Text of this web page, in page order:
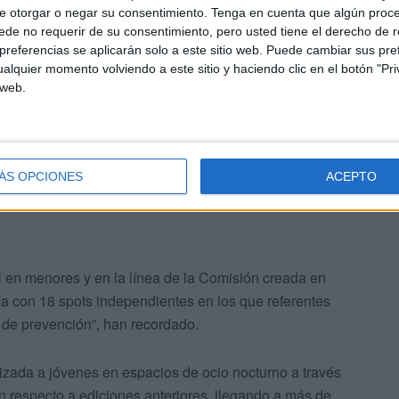
otorgar o negar su consentimiento. Tenga en cuenta que algún
no requerir de su consentimiento, pero usted tiene el derecho de
se aplicarán solo a este sitio web. Puede cambiar sus
momento volviendo a este sitio y haciendo clic en el botón
OPCIONES ACEPTO
ambicioso proyecto telemático de formación online. En
con éxito los itinerarios formativos ofertados”.
“se han ampliado los ámbitos de intervención. Como
de Salud Mental (ACEFEP) o la formación a
Penitenciarias”.
menores y en la línea de la Comisión creada en
18 spots independientes en los que referentes
prevención”, han recordado.
a jóvenes en espacios de ocio nocturno a través